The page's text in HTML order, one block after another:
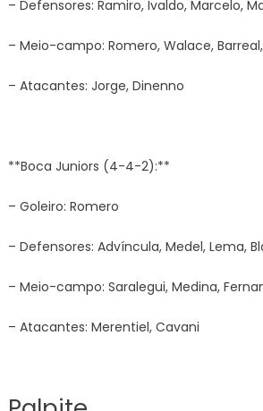
– Defensores: Ramiro, Ivaldo, Marcelo,
– Meio-campo: Romero, Walace,
– Atacantes: Jorge, Dinenno
**Boca Juniors (4-4-2):**
– Goleiro: Romero
– Defensores: Advíncula, Medel, Lema,
– Meio-campo: Saralegui, Medina,
– Atacantes: Merentiel, Cavani